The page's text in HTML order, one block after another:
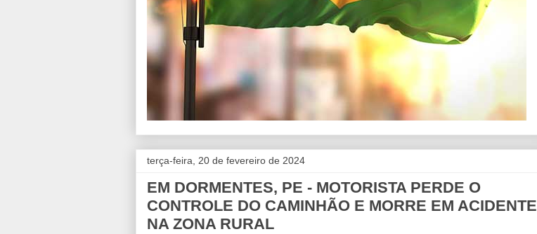
terça-feira, 20 de fevereiro de 2024
EM DORMENTES, PE - MOTORISTA PERDE O
CONTROLE DO CAMINHÃO E MORRE EM ACIDENTE
NA ZONA RURAL